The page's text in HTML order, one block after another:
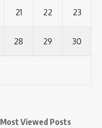
21 22 23
28 29 30
Most Viewed Posts